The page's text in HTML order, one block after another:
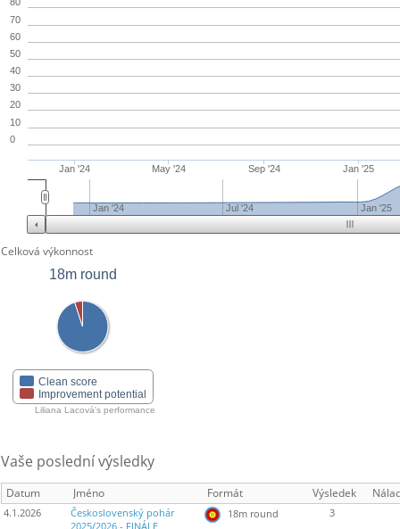
Jan '24 May '24 Sep '24 Jan '25
0
10
20
30
40
50
60
70
80
Jan '24 Jul '24 Jan '25
Celková výkonnost
18m round
Clean score
Improvement potential
Liliana Lacová's performance
Vaše poslední výsledky
Datum Jméno Formát Výsledek
4.1.2026
Československý pohár
2025/2026 - FINÁLE
18m round 3